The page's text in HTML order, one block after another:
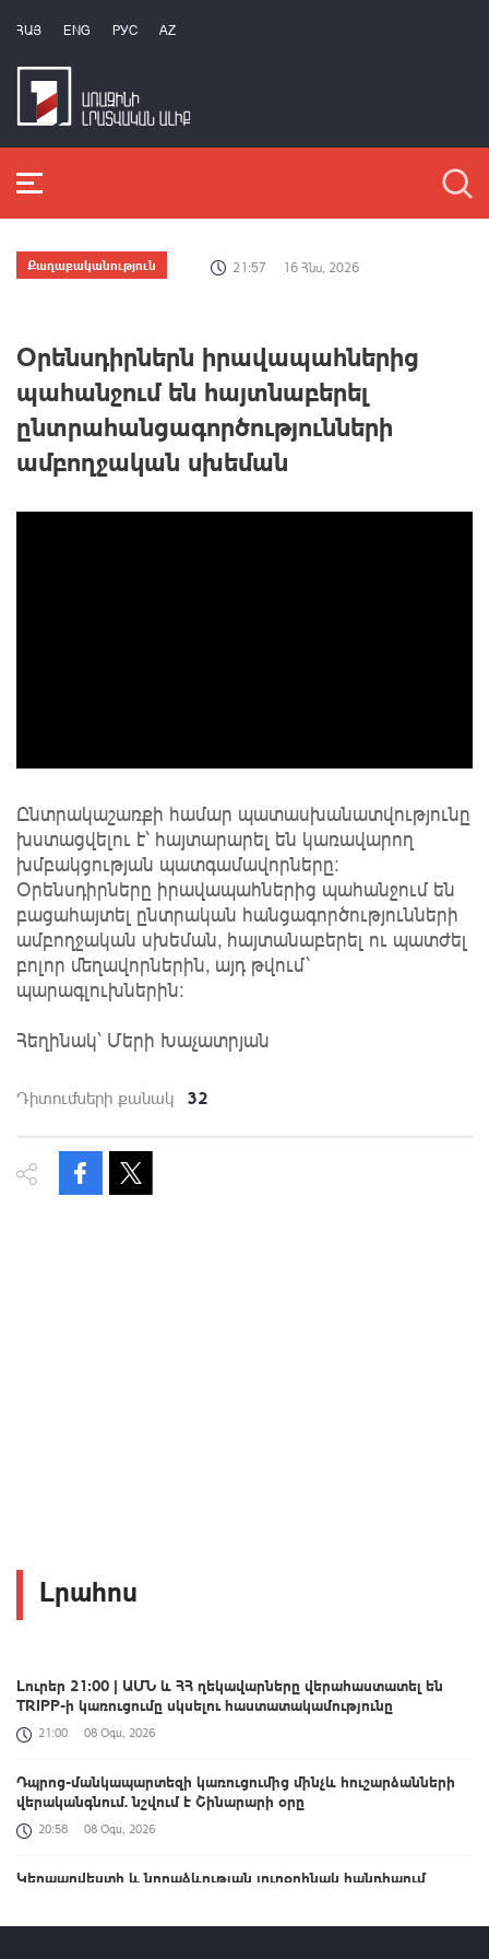
ՀԱՅ ENG РУС AZ
Քաղաքականություն 21:57 16 Հնս, 2026
Օրենսդիրներն իրավապահներից
պահանջում են հայտնաբերել
ընտրահանցագործությունների
ամբողջական սխեման
Ընտրակաշառքի համար պատասխանատվությունը
խստացվելու է՝ հայտարարել են կառավարող
խմբակցության պատգամավորները:
Օրենսդիրները իրավապահներից պահանջում են
բացահայտել ընտրական հանցագործությունների
ամբողջական սխեման, հայտանաբերել ու պատժել
բոլոր մեղավորներին, այդ թվում՝
պարագլուխներին:
Հեղինակ՝ Մերի Խաչատրյան
Դիտումների քանակ 32
Լրահոս
Լուրեր 21:00 | ԱՄՆ և ՀՀ ղեկավարները վերահաստատել են
TRIPP-ի կառուցումը սկսելու հաստատակամությունը
21:00 08 Օգս, 2026
Դպրոց-մանկապարտեզի կառուցումից մինչև հուշարձանների
վերականգնում. նշվում է Շինարարի օրը
20:58 08 Օգս, 2026
Կերպարվեստի և նորաձևության յուրօրինակ հանդիպում